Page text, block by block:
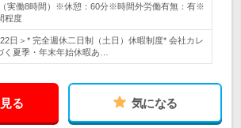
実働8時間）※休憩：60分※時間外労働有無：有※
程度
日＞* 完全週休二日制（土日）休暇制度* 会社カレ
く夏季・年末年始休暇あ…
る 気になる